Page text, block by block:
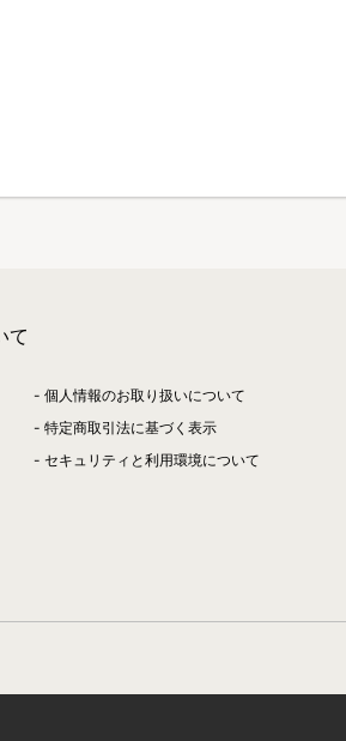
て
個人情報のお取り扱いについて
特定商取引法に基づく表示
セキュリティと利用環境について